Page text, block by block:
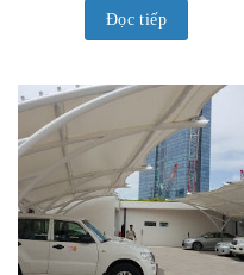
Đọc tiếp